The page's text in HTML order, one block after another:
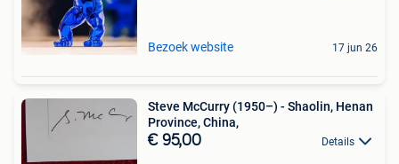
Bezoek website 17 jun 26
Steve McCurry (1950–) - Shaolin, Henan
Province, China,
€ 95,00 Details